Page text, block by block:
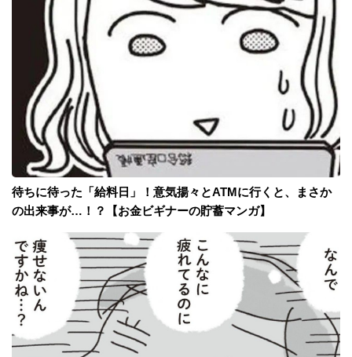
待ちに待った「給料日」！意気揚々とATMに行くと、まさか
の出来事が…！？【お金ビギナーの貯蓄マンガ】